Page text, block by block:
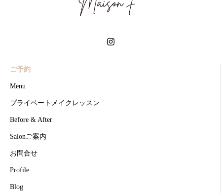
ご予約
Menu
プライベートメイクレッスン
Before & After
Salonご案内
お問合せ
Profile
Blog